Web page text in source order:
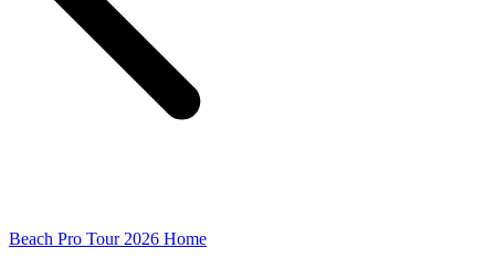
Beach Pro Tour 2026 Home